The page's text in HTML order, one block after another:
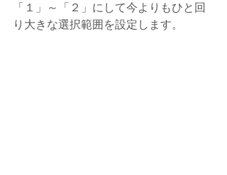
「１」～「２」にして今よりもひと回
り大きな選択範囲を設定します。